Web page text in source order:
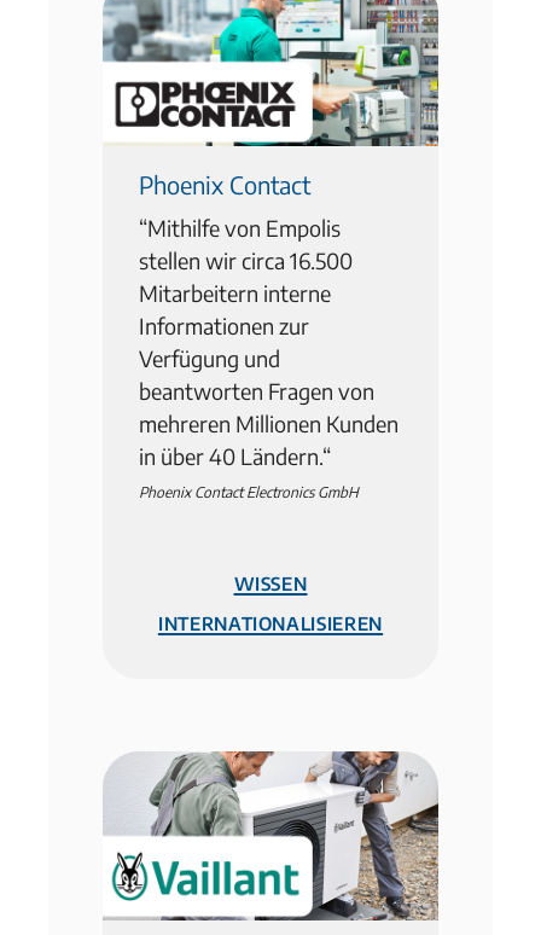
Phoenix Contact
“Mithilfe von Empolis
stellen wir circa 16.500
Mitarbeitern interne
Informationen zur
Verfügung und
beantworten Fragen von
mehreren Millionen Kunden
in über 40 Ländern.“
Phoenix Contact Electronics GmbH
Wissen
internationalisieren